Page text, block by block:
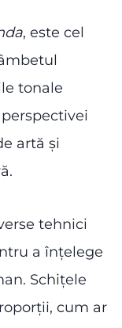
, este cel
tonale
artă și
tehnici
a înțelege
Schițele
cum ar